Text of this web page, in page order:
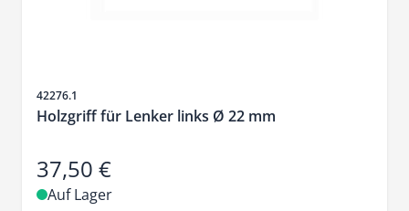
Artikelnr.
42276.1
Holzgriff für Lenker links Ø 22 mm
37,50 €
Auf Lager